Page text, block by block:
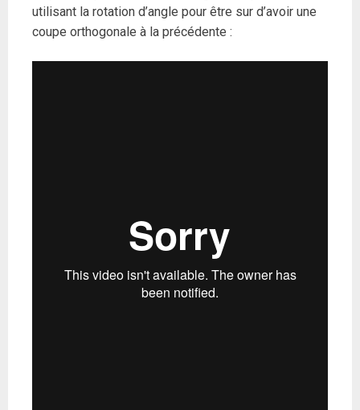
utilisant la rotation d’angle pour être sur d’avoir une
coupe orthogonale à la précédente :